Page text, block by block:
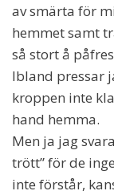
av smärta för
hemmet samt
så stort å
Ibland pressar
kroppen inte
hand hemma.
Men ja jag
trött” för de
inte förstår,